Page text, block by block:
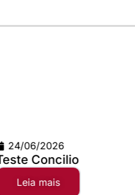
01/06/2026
A alegria da
faz qualquer
valer...